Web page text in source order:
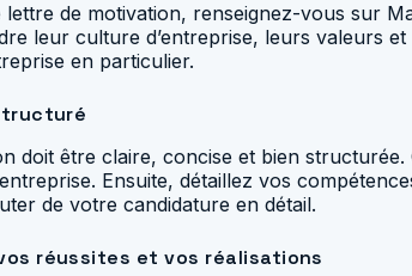
de motivation, renseignez-vous sur
leur culture d’entreprise, leurs valeurs
en particulier.
doit être claire, concise et bien
Ensuite, détaillez vos
de votre candidature en détail.
réussites et vos réalisations